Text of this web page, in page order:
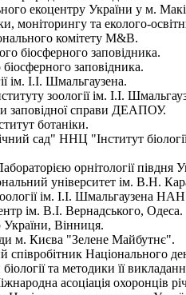
екоцентру України у м.
моніторингу та еколого-
комітету М&B.
біосферного заповідника.
заповідника.
ім. І.І. Шмальгаузена.
зоології ім. І.І.
заповідної справи ДЕАПОУ.
ботаніки.
сад" ННЦ "Інститут
орнітології півдня
університет ім. В.Н.
ім. І.І. Шмальгаузена
ім. В.І. Вернадського, Одеса.
Вінниця.
м. Києва "Зелене Майбутнє".
Національного
та методики її
асоціація охоронців